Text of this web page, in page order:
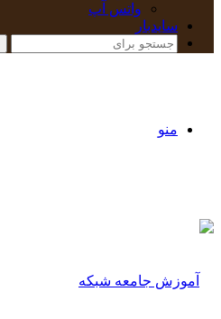
واتس آپ
سایدبار
منو